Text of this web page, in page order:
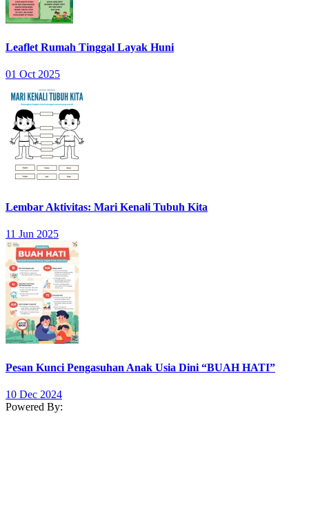
Leaflet Rumah Tinggal Layak Huni
01 Oct 2025
Lembar Aktivitas: Mari Kenali Tubuh Kita
11 Jun 2025
Pesan Kunci Pengasuhan Anak Usia Dini “BUAH HATI”
10 Dec 2024
Powered By: